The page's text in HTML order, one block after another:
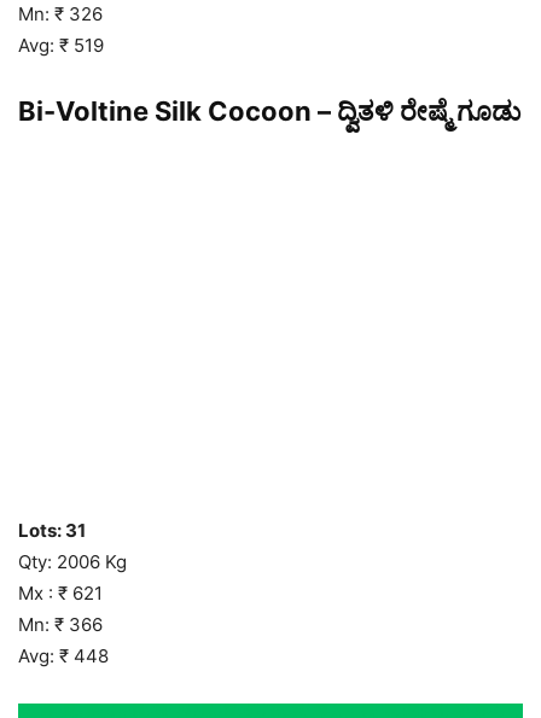
Mn: ₹ 326
Avg: ₹ 519
Bi-Voltine Silk Cocoon – ದ್ವಿತಳಿ ರೇಷ್ಮೆ ಗೂಡು
Lots: 31
Qty: 2006 Kg
Mx : ₹ 621
Mn: ₹ 366
Avg: ₹ 448